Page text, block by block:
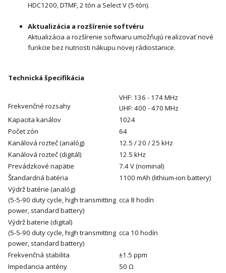
HDC1200, DTMF, 2 tón a Select V (5-tón).
Aktualizácia a rozšírenie softvéru
Aktualizácia a rozšírenie softwaru umožňujú realizovať nové
funkcie bez nutnosti nákupu novej rádiostanice.
Technická špecifikácia
Frekvenčné rozsahy
VHF: 136 - 174 MHz
UHF: 400 - 470 MHz
Kapacita kanálov
1024
Počet zón
64
Kanálová rozteč (analóg)
12.5 / 20 / 25 kHz
Kanálová rozteč (digitál)
12.5 kHz
Prevádzkové napätie
7.4 V (nominal)
Štandardná batéria
1100 mAh (lithium-ion battery)
Výdrž batérie (analóg)
(5-5-90 duty cycle, high transmitting
power, standard battery)
cca 8 hodín
Výdrž baterie (digital)
(5-5-90 duty cycle, high transmitting
power, standard battery)
cca 10 hodín
Frekvenčná stabilita
±1.5 ppm
Impedancia antény
50 Ω